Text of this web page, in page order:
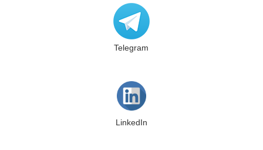
Telegram
LinkedIn